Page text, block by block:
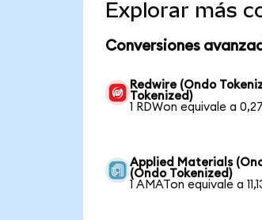
Explorar más
Conversiones
Redwire (Ondo
Tokenized)
1 RDWon equivale a
Applied Materials
(Ondo Tokenized)
1 AMATon equivale a